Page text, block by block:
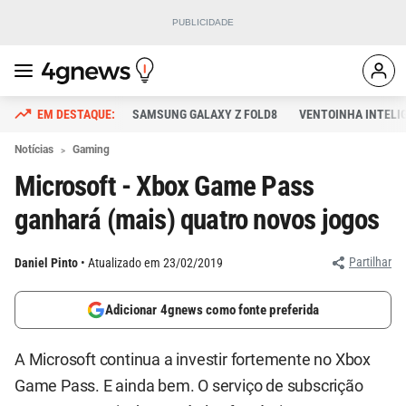
SAMSUNG GALAXY Z FOLD8 VENTOINHA
Notícias Gaming
Microsoft - Xbox Game Pass
ganhará (mais) quatro novos jogos
Daniel Pinto Atualizado em 23/02/2019 Partilhar
Adicionar 4gnews como fonte preferida
A Microsoft continua a investir fortemente no Xbox
Game Pass. E ainda bem. O serviço de subscrição